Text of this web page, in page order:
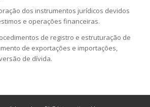
dos instrumentos jurídicos devidos
e operações financeiras.
de registro e estruturação de
de exportações e importações,
de dívida.